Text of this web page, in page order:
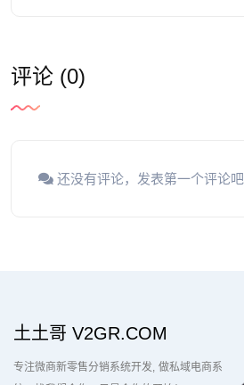
评论 (0)
还没有评论，发表第一个评论吧
土土哥 V2GR.COM
专注微商新零售分销系统开发 做私域电商系